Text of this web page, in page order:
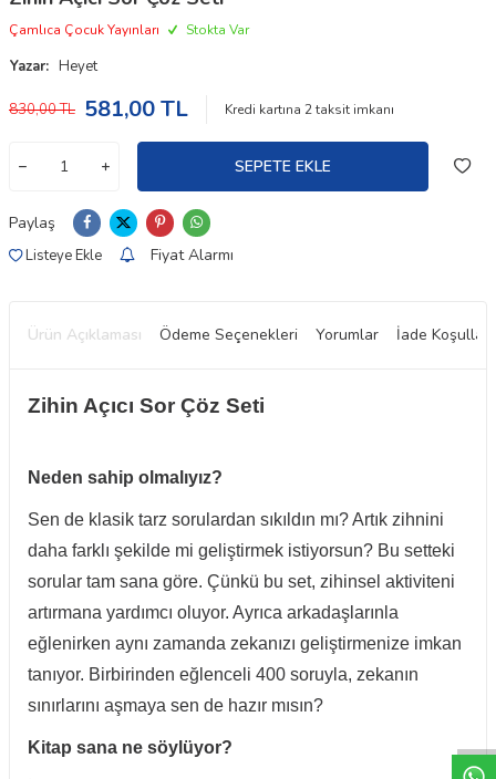
Çamlıca Çocuk Yayınları Stokta Var
Yazar: Heyet
830,00TL 581,00TL Kredi kartına 2taksit imkanı
SEPETE EKLE
Paylaş
Listeye Ekle Fiyat Alarmı
Ürün Açıklaması Ödeme Seçenekleri Yorumlar İade Koşulları
Zihin Açıcı Sor Çöz Seti
Neden sahip olmalıyız?
Sen de klasik tarz sorulardan sıkıldın mı? Artık zihnini
daha farklı şekilde mi geliştirmek istiyorsun? Bu setteki
sorular tam sana göre. Çünkü bu set, zihinsel aktiviteni
artırmana yardımcı oluyor. Ayrıca arkadaşlarınla
eğlenirken aynı zamanda zekanızı geliştirmenize imkan
tanıyor. Birbirinden eğlenceli 400 soruyla, zekanın
sınırlarını aşmaya sen de hazır mısın?
Kitap sana ne söylüyor?